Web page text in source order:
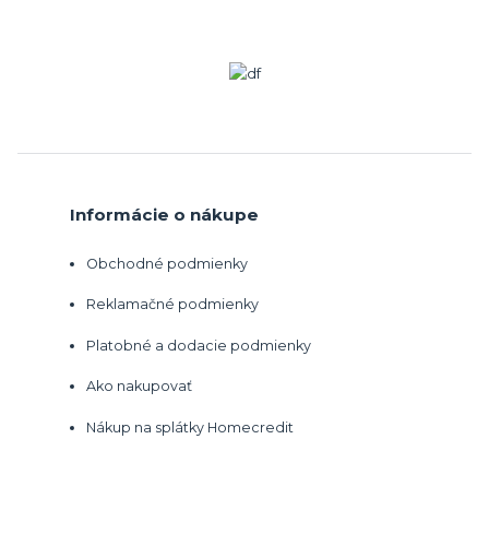
Informácie o nákupe
Obchodné podmienky
Reklamačné podmienky
Platobné a dodacie podmienky
Ako nakupovať
Nákup na splátky Homecredit